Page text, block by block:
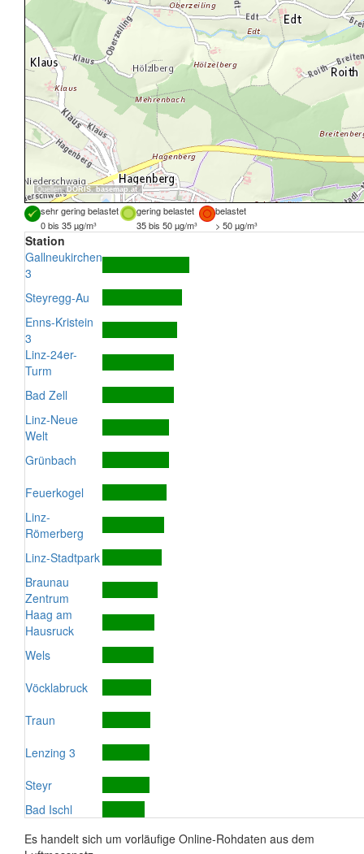
Quellen: DORIS,basemap.at
sehr gering belastet gering belastet
belastet
0 bis 35 µg/m³
35 bis 50 µg/m³ > 50 µg/m³
Station
Gallneukirchen
3
Steyregg-Au
Enns-Kristein
3
Linz-24er-
Turm
Bad Zell
Linz-Neue
Welt
Grünbach
Feuerkogel
Linz-
Römerberg
Linz-Stadtpark
Braunau
Zentrum
Haag am
Hausruck
Wels
Vöcklabruck
Traun
Lenzing 3
Steyr
Bad Ischl
Es handelt sich um vorläufige Online-Rohdaten aus dem